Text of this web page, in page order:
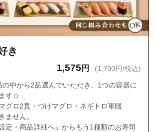
き
1,575 円 (1,700円/税込)
中から2品選んでいただき、1つの容器に
す☆
グロ2貫・づけマグロ・ネギトロ軍艦
ません。
定・商品詳細へ』からもう1種類のお寿司